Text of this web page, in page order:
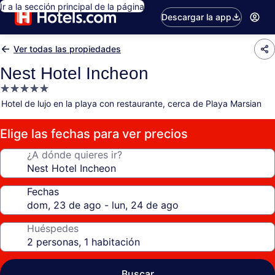
Ir a la sección principal de la página
Descargar la app
Ver todas las propiedades
Nest Hotel Incheon
Propiedad
de
estrellas
Hotel de lujo en la playa con restaurante, cerca de Playa Marsian
Elige las fechas para ver precios
¿A dónde quieres ir?
Fechas
Huéspedes